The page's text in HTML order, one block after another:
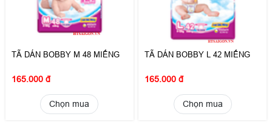
TÃ DÁN BOBBY M 48 MIẾNG
165.000 đ
Chọn mua
TÃ DÁN BOBBY L 42 MIẾNG
165.000 đ
Chọn mua